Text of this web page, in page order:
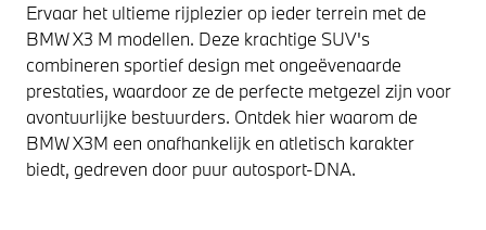
Ervaar het ultieme rijplezier op ieder terrein met de
BMW X3 M modellen. Deze krachtige SUV's
combineren sportief design met ongeëvenaarde
prestaties, waardoor ze de perfecte metgezel zijn voor
avontuurlijke bestuurders. Ontdek hier waarom de
BMW X3M een onafhankelijk en atletisch karakter
biedt, gedreven door puur autosport-DNA.